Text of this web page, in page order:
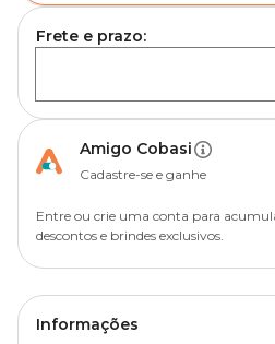
Frete e prazo:
Amigo Cobasi
Cadastre-se e ganhe
Entre ou crie uma conta para
descontos e brindes exclusivos.
Informações